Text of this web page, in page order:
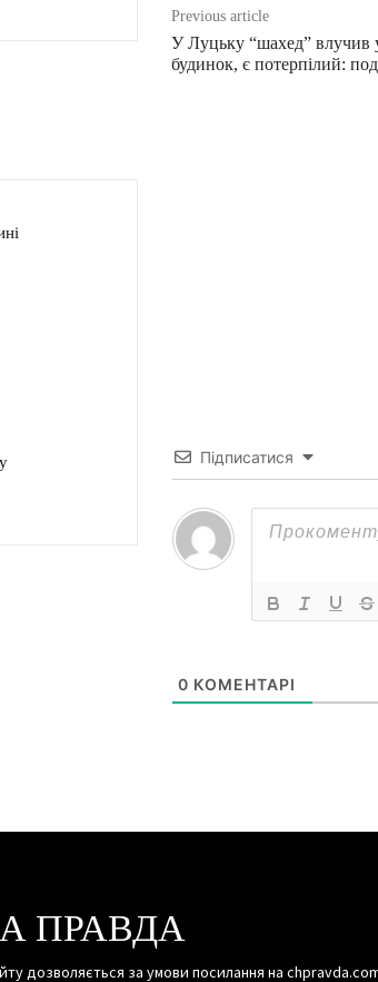
Previous article
У Луцьку “шахед” влучив
будинок, є потерпілий:
Підписатися
0 КОМЕНТАРІ
ПРАВДА
дозволяється за умови посилання на